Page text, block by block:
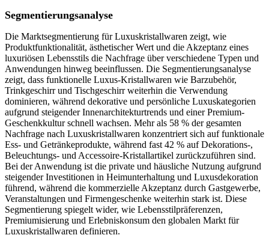
Segmentierungsanalyse
Die Marktsegmentierung für Luxuskristallwaren zeigt, wie
Produktfunktionalität, ästhetischer Wert und die Akzeptanz eines
luxuriösen Lebensstils die Nachfrage über verschiedene Typen und
Anwendungen hinweg beeinflussen. Die Segmentierungsanalyse
zeigt, dass funktionelle Luxus-Kristallwaren wie Barzubehör,
Trinkgeschirr und Tischgeschirr weiterhin die Verwendung
dominieren, während dekorative und persönliche Luxuskategorien
aufgrund steigender Innenarchitekturtrends und einer Premium-
Geschenkkultur schnell wachsen. Mehr als 58 % der gesamten
Nachfrage nach Luxuskristallwaren konzentriert sich auf funktionale
Ess- und Getränkeprodukte, während fast 42 % auf Dekorations-,
Beleuchtungs- und Accessoire-Kristallartikel zurückzuführen sind.
Bei der Anwendung ist die private und häusliche Nutzung aufgrund
steigender Investitionen in Heimunterhaltung und Luxusdekoration
führend, während die kommerzielle Akzeptanz durch Gastgewerbe,
Veranstaltungen und Firmengeschenke weiterhin stark ist. Diese
Segmentierung spiegelt wider, wie Lebensstilpräferenzen,
Premiumisierung und Erlebniskonsum den globalen Markt für
Luxuskristallwaren definieren.